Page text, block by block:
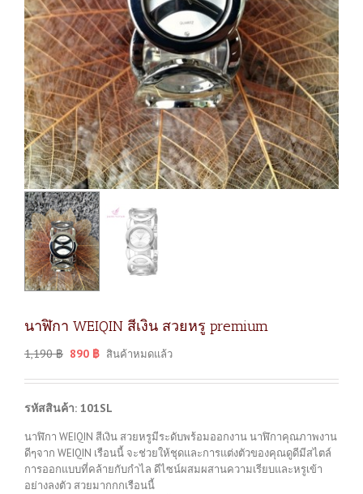
นาฬิกา WEIQIN สีเงิน สวยหรู premium
1,190฿ 890 ฿ สินค้าหมดแล้ว
รหัสสินค้า: 101SL
นาฬิกา WEIQIN สีเงิน สวยหรูมีระดับพร้อมออกงาน นาฬิกาคุณภาพงาน
ดีๆจาก WEIQIN เรือนนี้ จะช่วยให้ชุดและการแต่งตัวของคุณดูดีมีสไตล์
การออกแบบที่คล้ายกับกำไล ดีไซน์ผสมผสานความเรียบและหรูเข้า
อย่างลงตัว สวยมากกกเรือนนี้